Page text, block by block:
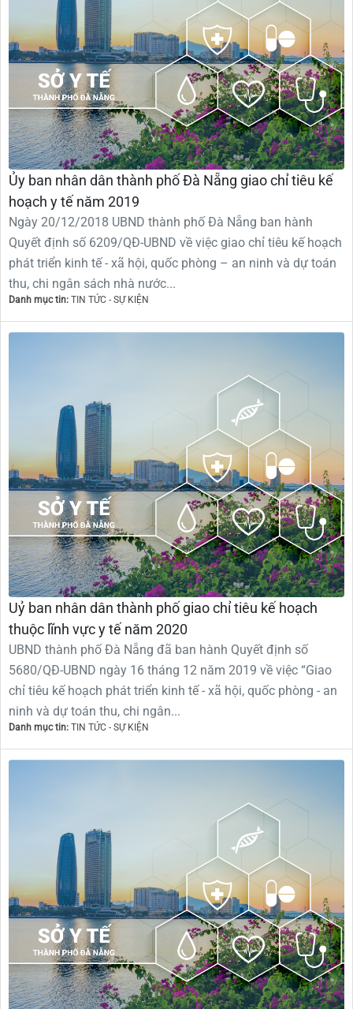
Ủy ban nhân dân thành phố Đà Nẵng giao chỉ tiêu kế
hoạch y tế năm 2019
Ngày 20/12/2018 UBND thành phố Đà Nẵng ban hành
Quyết định số 6209/QĐ-UBND về việc giao chỉ tiêu kế hoạch
phát triển kinh tế - xã hội, quốc phòng – an ninh và dự toán
thu, chi ngân sách nhà nước...
Danh mục tin: TIN TỨC - SỰ KIỆN
Uỷ ban nhân dân thành phố giao chỉ tiêu kế hoạch
thuộc lĩnh vực y tế năm 2020
UBND thành phố Đà Nẵng đã ban hành Quyết định số
5680/QĐ-UBND ngày 16 tháng 12 năm 2019 về việc “Giao
chỉ tiêu kế hoạch phát triển kinh tế - xã hội, quốc phòng - an
ninh và dự toán thu, chi ngân...
Danh mục tin: TIN TỨC - SỰ KIỆN